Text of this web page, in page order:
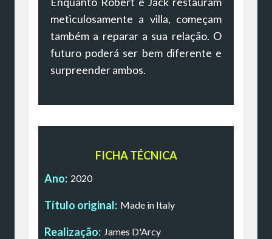
meticulosamente a villa, começam
também a reparar a sua relação. O
futuro poderá ser bem diferente e
surpreender ambos.
FICHA TÉCNICA
Ano: 2020
Título original: Made in Italy
Realização: James D'Arcy